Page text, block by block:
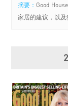
摘要： Good
家居的建议，以及